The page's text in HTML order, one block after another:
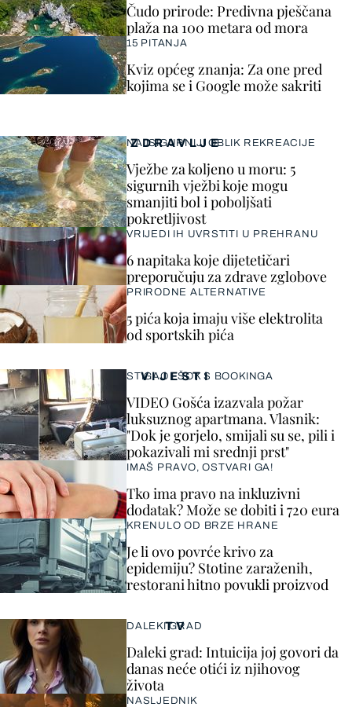
VIJESTI
STIGAO I ŠOK S BOOKINGA
VIDEO Gošća izazvala požar
luksuznog apartmana. Vlasnik:
"Dok je gorjelo, smijali su se, pili i
pokazivali mi srednji prst"
IMAŠ PRAVO, OSTVARI GA!
Tko ima pravo na inkluzivni
dodatak? Može se dobiti i 720 eura
KRENULO OD BRZE HRANE
Je li ovo povrće krivo za
epidemiju? Stotine zaraženih,
restorani hitno povukli proizvod
ZDRAVLJE
NAJSIGURNIJI OBLIK REKREACIJE
Vježbe za koljeno u moru: 5
sigurnih vježbi koje mogu
smanjiti bol i poboljšati
pokretljivost
VRIJEDI IH UVRSTITI U PREHRANU
6 napitaka koje dijetetičari
preporučuju za zdrave zglobove
PRIRODNE ALTERNATIVE
5 pića koja imaju više elektrolita
od sportskih pića
TV
DALEKI GRAD
Daleki grad: Intuicija joj govori da
danas neće otići iz njihovog
života
NASLJEDNIK
Čudo prirode: Predivna pješčana
plaža na 100 metara od mora
15 PITANJA
Kviz općeg znanja: Za one pred
kojima se i Google može sakriti